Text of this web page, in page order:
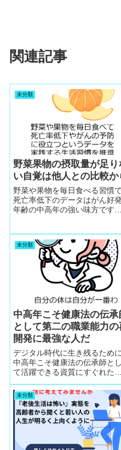
関連記事
未分類
野菜果物の摂取量が足り
い自覚は他人との比較か
野菜や果物を毎日食べる習慣
死亡率低下のデータはがん好発
年齢の中高年の強い味方です。
菜と仲良しになる幸運
未分類
中高年こそ健康法の伝承
として第二の職業能力の
開発に最強な人だ
デジタル時代に生き残るために
中高年こそ健康法の伝承師とし
て活躍できる資質にすぐれた層
は居ない。仕事をして給料を
らえてきた事実は誰も自分で
えた思想があるので人生経験
健康伝承師として第二の職業能
力の再開発に使うと魅力のあ
未分類